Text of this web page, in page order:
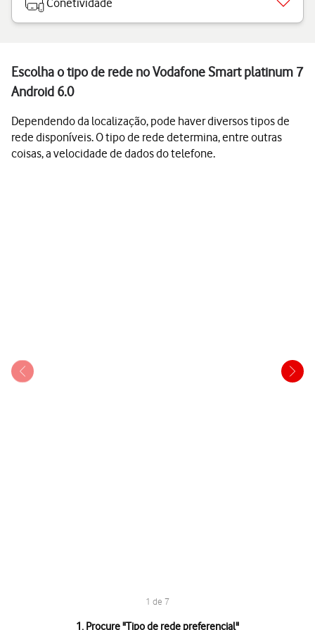
Conetividade
Escolha o tipo de rede no Vodafone Smart platinum 7
Android 6.0
Dependendo da localização, pode haver diversos tipos de
rede disponíveis. O tipo de rede determina, entre outras
coisas, a velocidade de dados do telefone.
1 de 7
1. Procure "Tipo de rede preferencial"